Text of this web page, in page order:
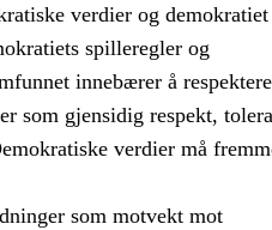
verdier og demokratiet
spilleregler og
innebærer å
som gjensidig respekt,
verdier må
som motvekt mot